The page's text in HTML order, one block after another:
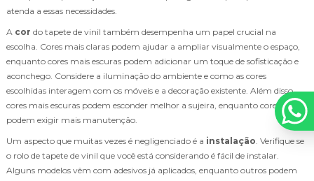
atenda a essas necessidades.
A cor do tapete de vinil também desempenha um papel crucial na
escolha. Cores mais claras podem ajudar a ampliar visualmente o espaço,
enquanto cores mais escuras podem adicionar um toque de sofisticação e
aconchego. Considere a iluminação do ambiente e como as cores
escolhidas interagem com os móveis e a decoração existente. Além disso,
cores mais escuras podem esconder melhor a sujeira, enquanto cores claras
podem exigir mais manutenção.
Um aspecto que muitas vezes é negligenciado é a instalação. Verifique se
o rolo de tapete de vinil que você está considerando é fácil de instalar.
Alguns modelos vêm com adesivos já aplicados, enquanto outros podem